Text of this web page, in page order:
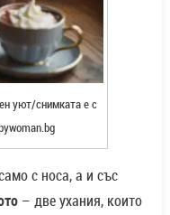
уют/снимката е с
с носа, а и със
– две ухания, които